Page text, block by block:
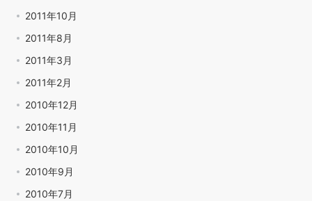
2011年10月
2011年8月
2011年3月
2011年2月
2010年12月
2010年11月
2010年10月
2010年9月
2010年7月